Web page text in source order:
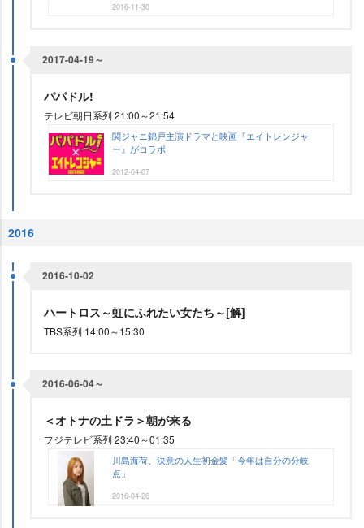
2016-11-30
2017-04-19～
パパドル!
テレビ朝日系列 21:00～21:54
関ジャニ錦戸主演ドラマと映画『エイトレンジャ
ー』がコラボ
2012-04-07
2016
2016-10-02
ハートロス～虹にふれたい女たち～[解]
TBS系列 14:00～15:30
2016-06-04～
＜オトナの土ドラ＞朝が来る
フジテレビ系列 23:40～01:35
川島海荷、決意の人生初金髪「今年は自分の分岐
点」
2016-04-26